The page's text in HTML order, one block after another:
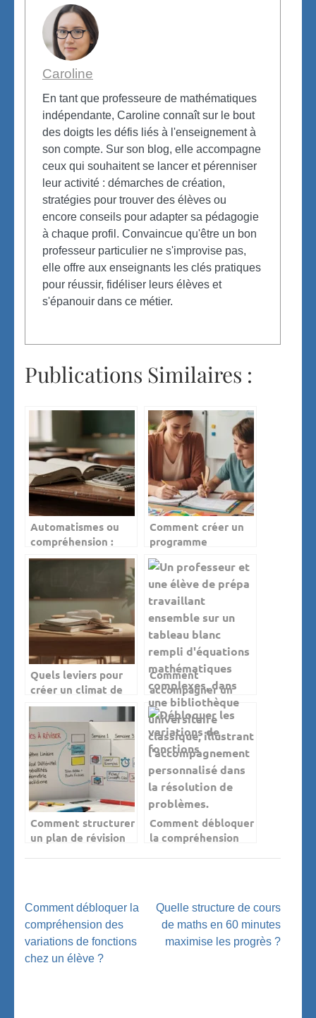
Caroline
En tant que professeure de mathématiques
indépendante, Caroline connaît sur le bout
des doigts les défis liés à l'enseignement à
son compte. Sur son blog, elle accompagne
ceux qui souhaitent se lancer et pérenniser
leur activité : démarches de création,
stratégies pour trouver des élèves ou
encore conseils pour adapter sa pédagogie
à chaque profil. Convaincue qu'être un bon
professeur particulier ne s'improvise pas,
elle offre aux enseignants les clés pratiques
pour réussir, fidéliser leurs élèves et
s'épanouir dans ce métier.
Publications Similaires :
Automatismes ou
compréhension :
quelle approche
privilégier pour faire
progresser en maths
?
Comment créer un
programme
personnalisé pour un
élève en difficulté ?
Quels leviers pour
créer un climat de
confiance dès le
premier cours de
maths ?
Comment
accompagner un
élève de prépa dans
la résolution de
problèmes
complexes ?
Comment structurer
un plan de révision
Comment débloquer
la compréhension
Navigation
de
l’article
Comment débloquer la
compréhension des
variations de fonctions
chez un élève ?
Quelle structure de cours
de maths en 60 minutes
maximise les progrès ?